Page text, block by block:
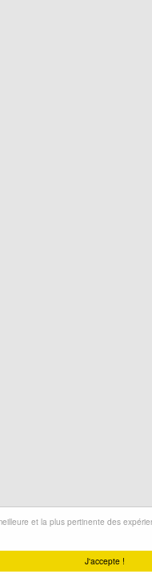
J'accepte !
et la plus pertinente des